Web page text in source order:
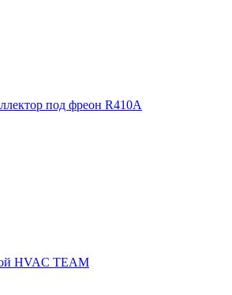
под фреон R410A
HVAC TEAM